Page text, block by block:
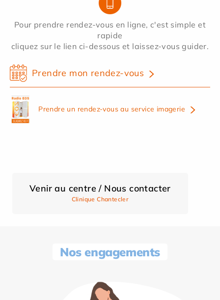
Pour prendre rendez-vous en ligne, c'est simple et
rapide
cliquez sur le lien ci-dessous et laissez-vous guider.
Prendre mon rendez-vous
Prendre un rendez-vous au service imagerie
Venir au centre / Nous contacter
Clinique Chantecler
Nos engagements